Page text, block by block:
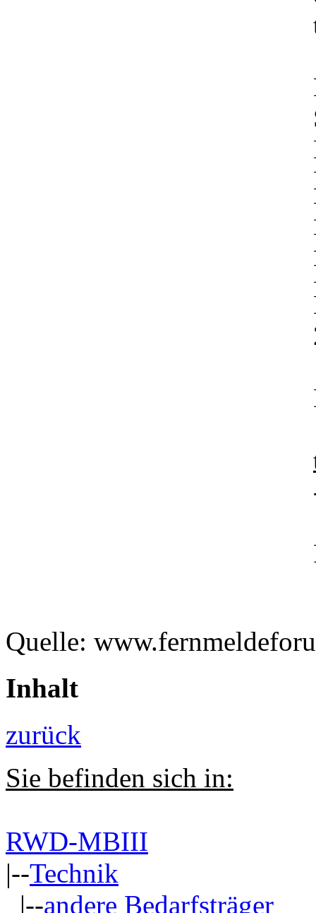
Quelle:
Inhalt
zurück
Sie befinden sich in:
RWD-MBIII
|--Technik
|--andere Bedarfsträger